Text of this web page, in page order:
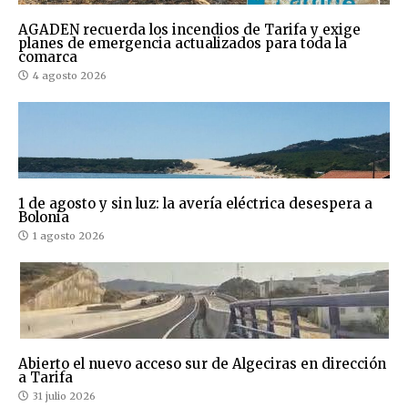
AGADEN recuerda los incendios de Tarifa y exige
planes de emergencia actualizados para toda la
comarca
4 agosto 2026
1 de agosto y sin luz: la avería eléctrica desespera a
Bolonia
1 agosto 2026
Abierto el nuevo acceso sur de Algeciras en dirección
a Tarifa
31 julio 2026